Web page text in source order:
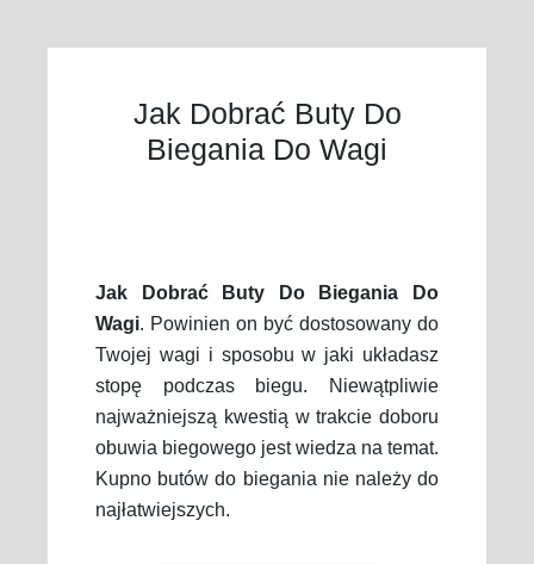
Jak Dobrać Buty Do
Biegania Do Wagi
Jak Dobrać Buty Do Biegania Do
Wagi. Powinien on być dostosowany do
Twojej wagi i sposobu w jaki układasz
stopę podczas biegu. Niewątpliwie
najważniejszą kwestią w trakcie doboru
obuwia biegowego jest wiedza na temat.
Kupno butów do biegania nie należy do
najłatwiejszych.